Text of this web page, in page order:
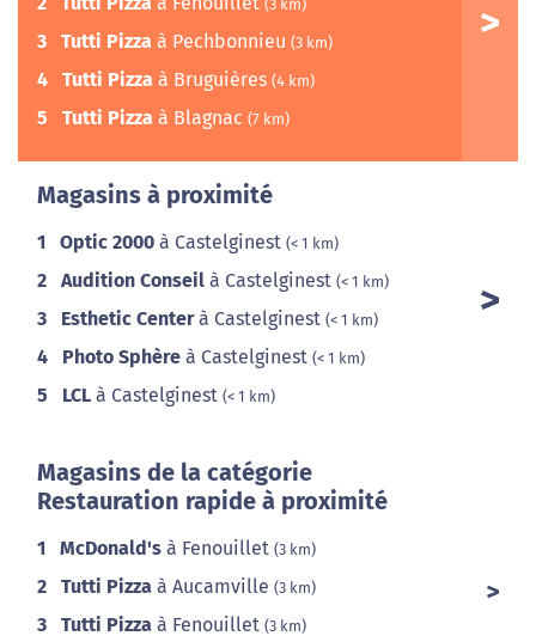
(3 km)
3 Tutti Pizza à Pechbonnieu (3 km)
4 Tutti Pizza à Bruguières (4 km)
5 Tutti Pizza à Blagnac (7 km)
Magasins à proximité
1 Optic 2000 à Castelginest (< 1 km)
2 Audition Conseil à Castelginest (< 1 km)
3 Esthetic Centerà Castelginest (< 1 km)
4 Photo Sphère à Castelginest (< 1 km)
5 LCL à Castelginest (< 1 km)
Magasins de la catégorie
Restauration rapide à proximité
1 McDonald's à Fenouillet (3 km)
2 Tutti Pizza à Aucamville (3 km)
3 Tutti Pizza à Fenouillet (3 km)